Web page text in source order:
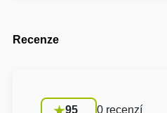
Recenze
95 0 recenzí